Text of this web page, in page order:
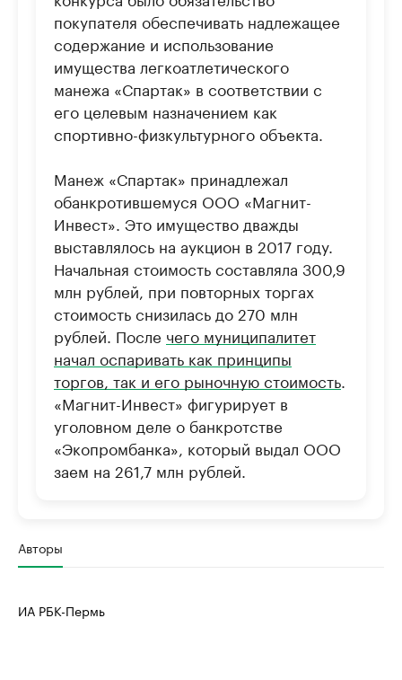
покупателя обеспечивать надлежащее
содержание и использование
имущества легкоатлетического
манежа «Спартак» в соответствии с
его целевым назначением как
спортивно-физкультурного объекта.
Манеж «Спартак» принадлежал
обанкротившемуся ООО «Магнит-
Инвест». Это имущество дважды
выставлялось на аукцион в 2017 году.
Начальная стоимость составляла 300,9
млн рублей, при повторных торгах
стоимость снизилась до 270 млн
рублей. После чего муниципалитет
начал оспаривать как принципы
торгов, так и его рыночную стоимость
«Магнит-Инвест» фигурирует в
уголовном деле о банкротстве
«Экопромбанка», который выдал ООО
заем на 261,7 млн рублей.
Авторы
ИА РБК-Пермь